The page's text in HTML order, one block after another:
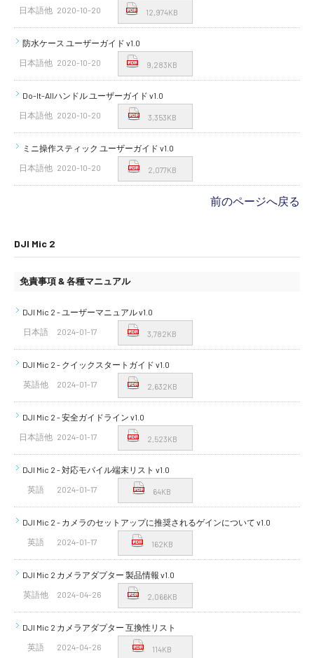
日本語他 2020-10-20 12,974KB
防水ケース ユーザーガイド v1.0
日本語他 2020-10-20 9,283KB
Do-It-Allハンドル ユーザーガイド v1.0
日本語他 2020-10-20 3,353KB
ミニ操作スティック ユーザーガイド v1.0
日本語他 2020-10-20 2,077KB
前のページへ戻る
DJI Mic 2
免責事項 & 各種マニュアル
DJI Mic 2 - ユーザーマニュアル v1.0
日本語
2024-01-17 3,782KB
DJI Mic 2 - クイックスタートガイド v1.0
英語他
2024-01-17 2,632KB
DJI Mic 2 - 安全ガイドライン v1.0
日本語他 2024-01-17 2,523KB
DJI Mic 2 - 対応モバイル端末リスト v1.0
英語
2024-01-17 64KB
DJI Mic 2 - カメラのセットアップに推奨されるゲインについて v1.0
英語
2024-01-17 162KB
DJI Mic 2 カメラアダプター 製品情報 v1.0
英語他
2024-04-26 2,066KB
DJI Mic 2 カメラアダプター 互換性リスト
英語
2024-04-26 114KB